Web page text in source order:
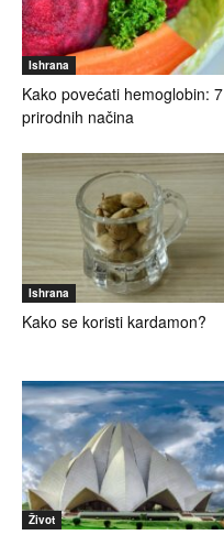
Ishrana
Kako povećati hemoglobin: 7
prirodnih načina
Ishrana
Kako se koristi kardamon?
Život